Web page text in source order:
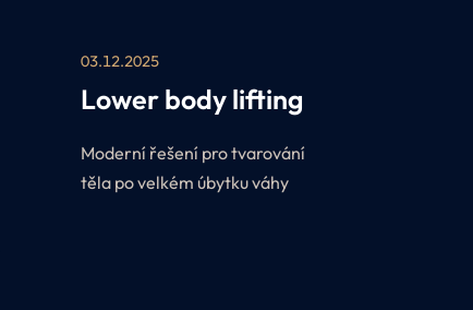
03.12.2025
Lower body lifting
Moderní řešení pro tvarování
těla po velkém úbytku váhy